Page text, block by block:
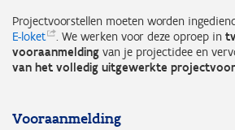
Projectvoorstellen moeten worden
E-loket
. We werken voor deze oproep in
vooraanmelding van je projectidee en
van het volledig uitgewerkte
Vooraanmelding